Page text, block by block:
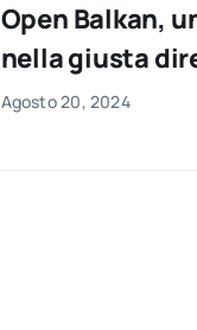
Open Balkan,
nella giusta
Agosto 20, 2024